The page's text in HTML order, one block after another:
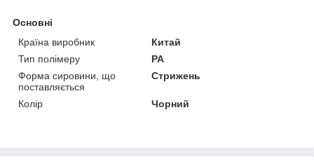
Основні
Країна виробник
Китай
Тип полімеру
PA
Форма сировини, що
поставляється
Стрижень
Колір Чорний